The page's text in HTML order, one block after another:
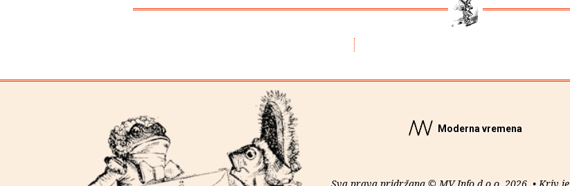
Moderna vremena